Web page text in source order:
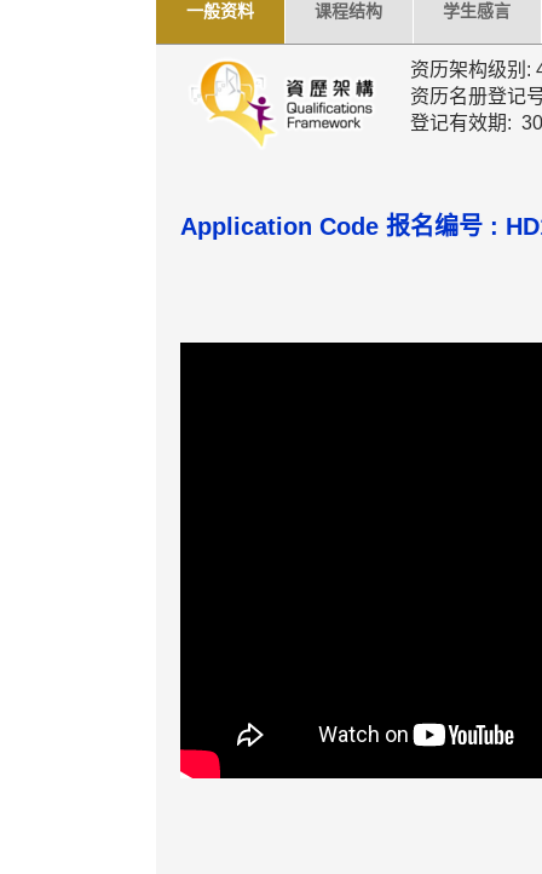
一般资料 课程结构 学生感言
资历架构级别:
资历名册登记
登记有效期:
Application Code 报名编号 :